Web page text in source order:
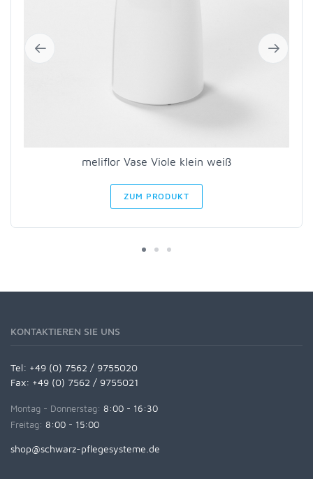
meliflor Vase Viole klein weiß
ZUM PRODUKT
KONTAKTIEREN SIE UNS
Tel: +49 (0) 7562 / 9755020
Fax: +49 (0) 7562 / 9755021
Montag - Donnerstag: 8:00 - 16:30
Freitag: 8:00 - 15:00
shop@schwarz-pflegesysteme.de